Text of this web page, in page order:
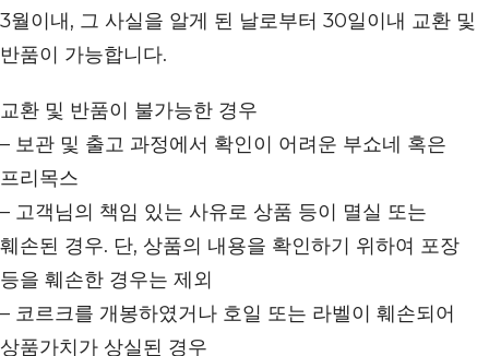
3월이내, 그 사실을 알게 된 날로부터 30일이내 교환 및
반품이 가능합니다.
교환 및 반품이 불가능한 경우
– 보관 및 출고 과정에서 확인이 어려운 부쇼네 혹은
프리목스
– 고객님의 책임 있는 사유로 상품 등이 멸실 또는
훼손된 경우. 단, 상품의 내용을 확인하기 위하여 포장
등을 훼손한 경우는 제외
– 코르크를 개봉하였거나 호일 또는 라벨이 훼손되어
상품가치가 상실된 경우